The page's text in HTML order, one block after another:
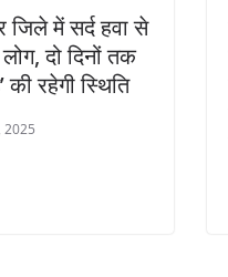
जिले में सर्द हवा से
दो दिनों तक
की रहेगी स्थिति
2025